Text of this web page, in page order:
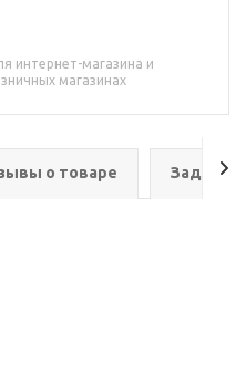
интернет-магазина и
магазинах
о товаре Задать